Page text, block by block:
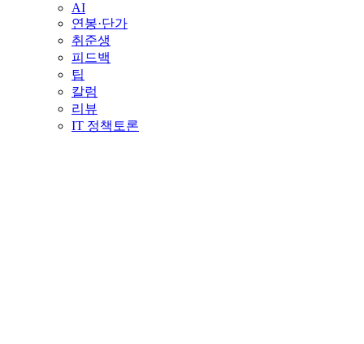
AI
연봉·단가
취준생
피드백
팁
칼럼
리뷰
IT 정책토론